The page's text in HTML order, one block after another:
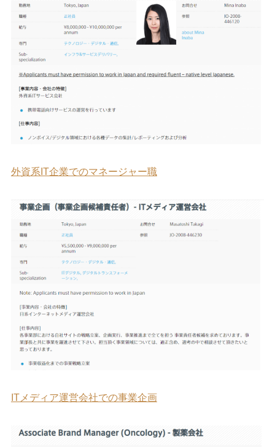
外資系IT企業でのマネージャー職
ITメディア運営会社での事業企画